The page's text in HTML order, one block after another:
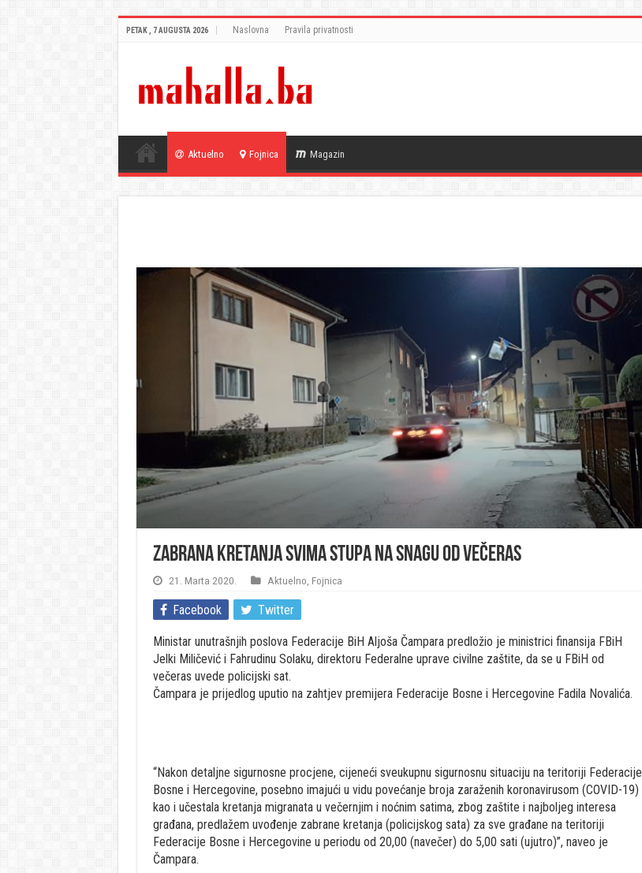
PETAK , 7 AUGUSTA 2026 Naslovna Pravila privatnosti
Aktuelno Fojnica Magazin
Zabrana kretanja svima stupa na snagu od večeras
21. Marta 2020. Aktuelno Fojnica
Facebook Twitter
Ministar unutrašnjih poslova Federacije BiH Aljoša Čampara predložio je ministrici finansija FBiH
Jelki Miličević i Fahrudinu Solaku, direktoru Federalne uprave civilne zaštite, da se u FBiH od
večeras uvede policijski sat.
Čampara je prijedlog uputio na zahtjev premijera Federacije Bosne i Hercegovine Fadila Novalića.
“Nakon detaljne sigurnosne procjene, cijeneći sveukupnu sigurnosnu situaciju na teritoriji Federacije
Bosne i Hercegovine, posebno imajući u vidu povećanje broja zaraženih koronavirusom (COVID-19)
kao i učestala kretanja migranata u večernjim i noćnim satima, zbog zaštite i najboljeg interesa
građana, predlažem uvođenje zabrane kretanja (policijskog sata) za sve građane na teritoriji
Federacije Bosne i Hercegovine u periodu od 20,00 (navečer) do 5,00 sati (ujutro)”, naveo je
Čampara.